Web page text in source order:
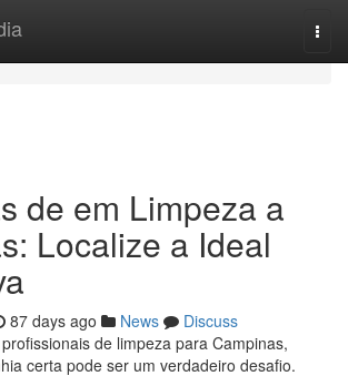
de em Limpeza a
Localize a Ideal
87 days ago News
Discuss
de limpeza para Campinas,
certa pode ser um verdadeiro desafio.